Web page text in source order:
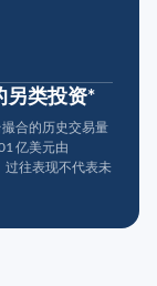
另类投资*
合的历史交易量
亿美元由
过往表现不代表未